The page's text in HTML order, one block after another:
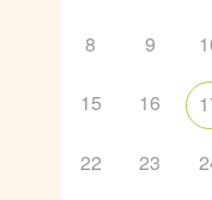
8 9
15 16
22 23